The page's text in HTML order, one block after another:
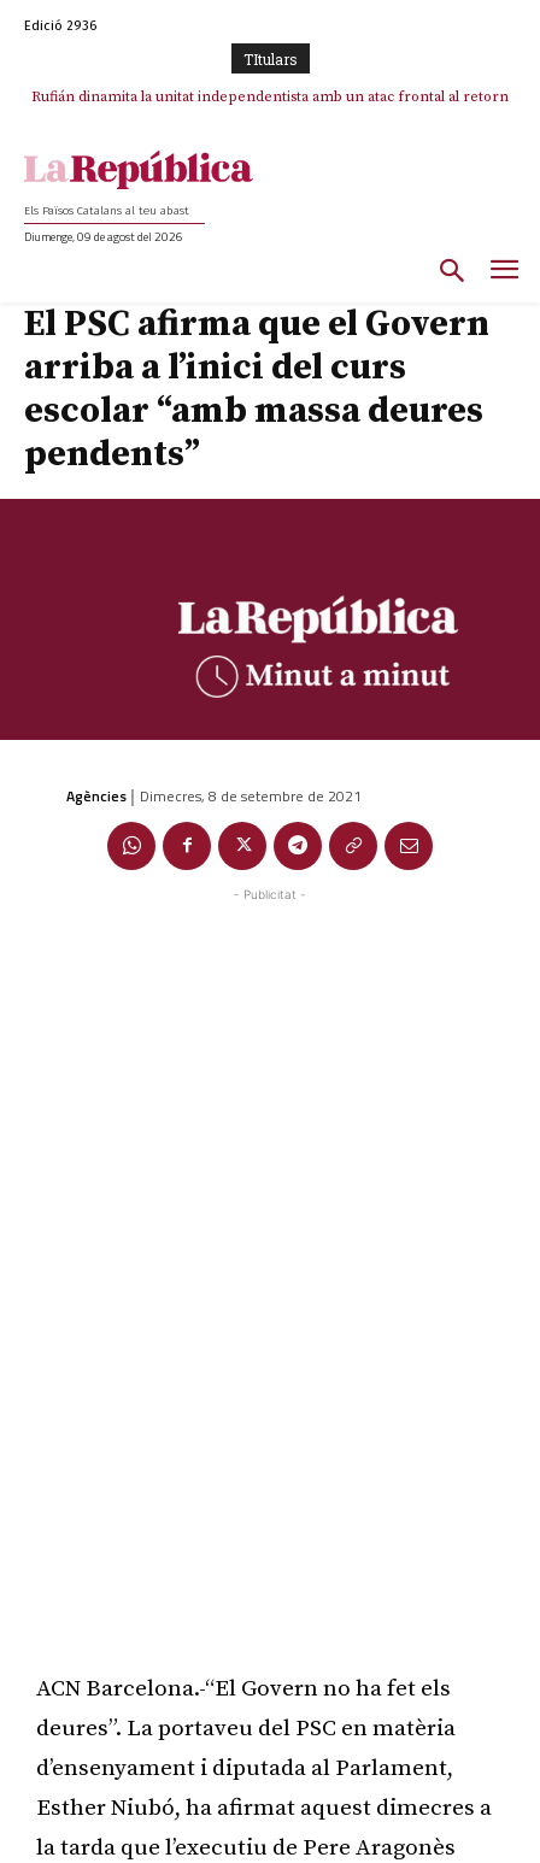
Edició 2936
TItulars
Rufián dinamita la unitat independentista amb un atac frontal al retorn
Els Països Catalans al teu abast
Diumenge, 09 de agost del 2026
El PSC afirma que el Govern
arriba a l’inici del curs
escolar “amb massa deures
pendents”
Agències | Dimecres, 8 de setembre de 2021
- Publicitat -
ACN Barcelona.-“El Govern no ha fet els
deures”. La portaveu del PSC en matèria
d’ensenyament i diputada al Parlament,
Esther Niubó, ha afirmat aquest dimecres a
la tarda que l’executiu de Pere Aragonès